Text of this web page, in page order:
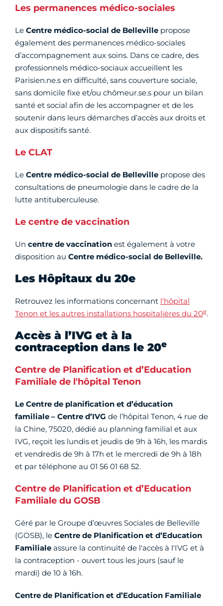
Les permanences médico-sociales
Le Centre médico-social de Belleville propose
également des permanences médico-sociales
d’accompagnement aux soins. Dans ce cadre, des
professionnels médico-sociaux accueillent les
Parisien.ne.s en difficulté, sans couverture sociale,
sans domicile fixe et/ou chômeur.se.s pour un bilan
santé et social afin de les accompagner et de les
soutenir dans leurs démarches d’accès aux droits et
aux dispositifs santé.
Le CLAT
Le Centre médico-social de Belleville propose des
consultations de pneumologie dans le cadre de la
lutte antituberculeuse.
Le centre de vaccination
Un centre de vaccination est également à votre
disposition au Centre médico-social de Belleville.
Les Hôpitaux du 20e
Retrouvez les informations concernant l'hôpital
Tenon et les autres installations hospitalières du 20e.
Accès à l’IVG et à la
contraception dans le 20e
Centre de Planification et d’Education
Familiale de l'hôpital Tenon
Le Centre de planification et d’éducation
familiale – Centre d’IVG de l’hôpital Tenon, 4 rue de
la Chine, 75020, dédié au planning familial et aux
IVG, reçoit les lundis et jeudis de 9h à 16h, les mardis
et vendredis de 9h à 17h et le mercredi de 9h à 18h
et par téléphone au 01 56 01 68 52.
Centre de Planification et d’Education
Familiale du GOSB
Géré par le Groupe d’œuvres Sociales de Belleville
(GOSB), le Centre de Planification et d’Education
Familiale assure la continuité de l'accès à l'IVG et à
la contraception - ouvert tous les jours (sauf le
mardi) de 10 à 16h.
Centre de Planification et d’Education Familiale